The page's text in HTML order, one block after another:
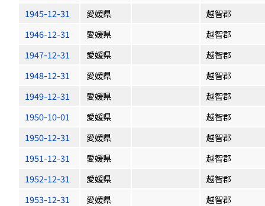
1945-12-31
愛媛県
越智郡
1946-12-31
愛媛県
越智郡
1947-12-31
愛媛県
越智郡
1948-12-31
愛媛県
越智郡
1949-12-31
愛媛県
越智郡
1950-10-01
愛媛県
越智郡
1950-12-31
愛媛県
越智郡
1951-12-31
愛媛県
越智郡
1952-12-31
愛媛県
越智郡
1953-12-31
愛媛県
越智郡